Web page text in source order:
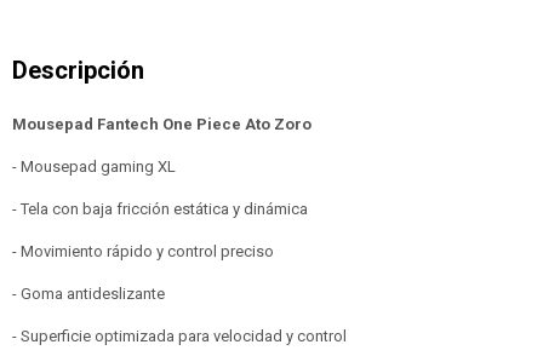
Mousepad Fantech One Piece Ato Zoro
- Mousepad gaming XL
- Tela con baja fricción estática y dinámica
- Movimiento rápido y control preciso
- Goma antideslizante
- Superficie optimizada para velocidad y control